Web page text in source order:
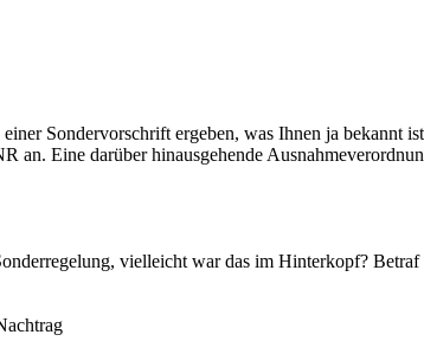
Sondervorschrift ergeben, was Ihnen ja bekannt
an. Eine darüber hinausgehende
vielleicht war das im Hinterkopf? Betraf